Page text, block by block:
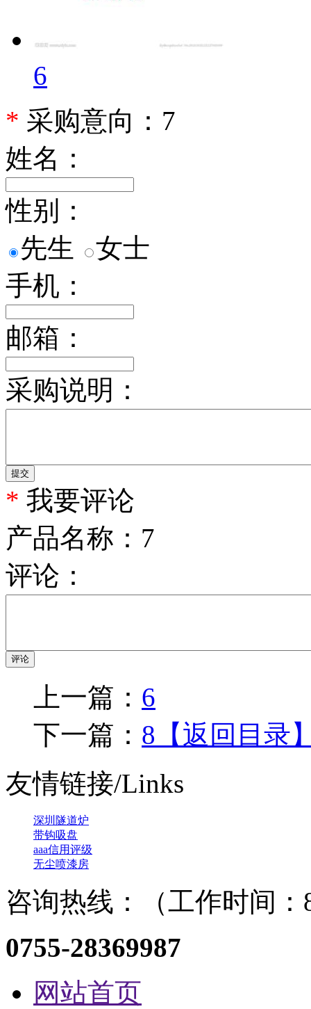
6
* 采购意向：7
姓名：
性别：
先生
女士
手机：
邮箱：
采购说明：
提交
* 我要评论
产品名称： 7
评论：
评论
上一篇： 6
下一篇： 8 【返回目录
友情链接/Links
深圳隧道炉
带钩吸盘
aaa信用评级
无尘喷漆房
咨询热线：（工作时间：
0755-28369987
网站首页